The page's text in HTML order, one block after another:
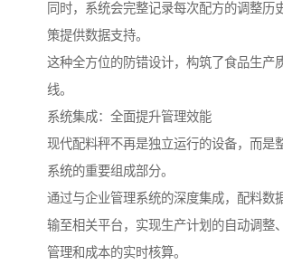
同时，系统会完整记录每次配方的调整历
策提供数据支持。
这种全方位的防错设计，构筑了食品生产
线。
系统集成：全面提升管理效能
现代配料秤不再是独立运行的设备，而是
系统的重要组成部分。
通过与企业管理系统的深度集成，配料数
输至相关平台，实现生产计划的自动调整
管理和成本的实时核算。